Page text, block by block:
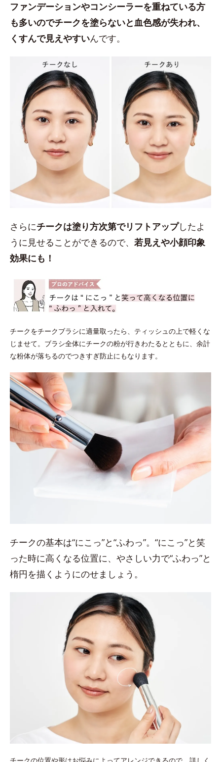
ファンデーションやコンシーラーを重ねている方
も多いのでチークを塗らないと血色感が失われ、
くすんで見えやすいんです。
さらにチークは塗り方次第でリフトアップしたよ
うに見せることができるので、 若見えや小顔印象
効果にも！
チークをチークブラシに適量取ったら、ティッシュの上で軽くな
じませて。ブラシ全体にチークの粉が行きわたるとともに、余計
な粉体が落ちるのでつきすぎ防止にもなります。
チークの基本は“にこっ”と“ふわっ”。“にこっ”と笑
った時に高くなる位置に、やさしい力で“ふわっ”と
楕円を描くようにのせましょう。
チークの位置や形はお悩みによってアレンジできるので、詳しく